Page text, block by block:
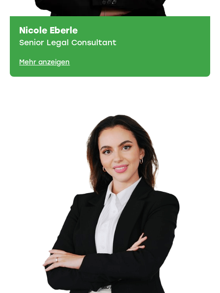
Nicole Eberle
Senior Legal Consultant
Mehr anzeigen